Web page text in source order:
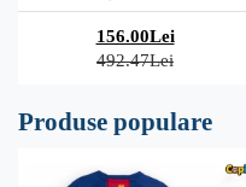
156.00Lei
492.47Lei
Produse populare